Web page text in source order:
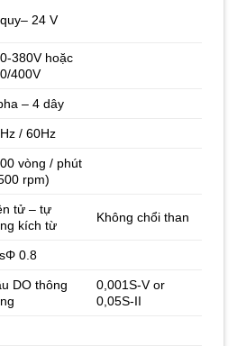
24 V
380V hoặc
400V
– 4 dây
/ 60Hz
vòng / phút
rpm)
tử – tự
kích từ
Không chổi than
0.8
DO thông
0,001S-V or
0,05S-II